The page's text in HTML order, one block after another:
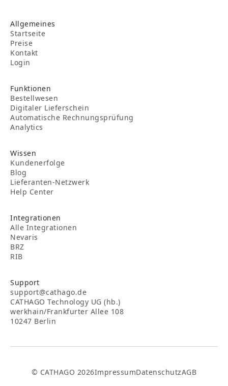
Allgemeines
Startseite
Preise
Kontakt
Login
Funktionen
Bestellwesen
Digitaler Lieferschein
Automatische Rechnungsprüfung
Analytics
Wissen
Kundenerfolge
Blog
Lieferanten-Netzwerk
Help Center
Integrationen
Alle Integrationen
Nevaris
BRZ
RIB
Support
support@cathago.de
CATHAGO Technology UG (hb.)
werkhain/Frankfurter Allee 108
10247 Berlin
© CATHAGO 2026ImpressumDatenschutzAGB